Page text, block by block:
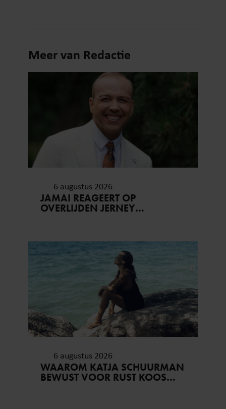
Meer van Redactie
6 augustus 2026
JAMAI REAGEERT OP
OVERLIJDEN JERNEY
VERGETEN’
6 augustus 2026
WAAROM KATJA SCHUURMAN
BEWUST VOOR RUST KOOS…